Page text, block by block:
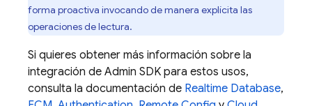
forma proactiva invocando de manera explícita las
operaciones de lectura.
Si quieres obtener más información sobre la
integración de Admin SDK para estos usos,
consulta la documentación de Realtime Database,